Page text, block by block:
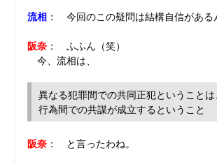
流相： 今回のこの疑問は結構自信がある
阪奈： ふふん（笑）
今、流相は、
異なる犯罪間での共同正犯ということ
行為間での共謀が成立するということ
阪奈： と言ったわね。